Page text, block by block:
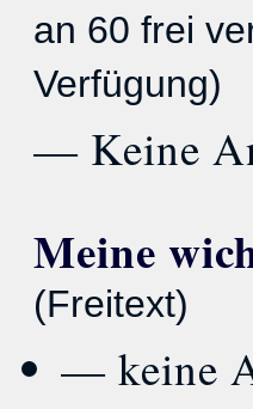
an 60 frei
Verfügung)
— Keine
Meine
(Freitext)
— keine